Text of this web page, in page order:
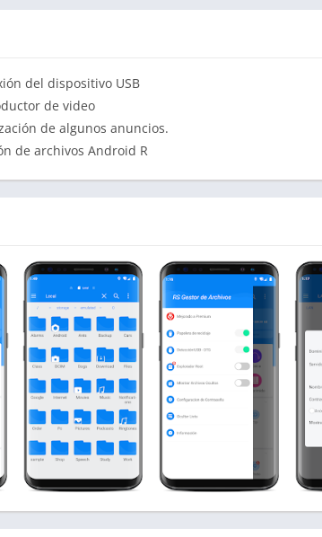
del dispositivo USB
de video
de algunos anuncios.
de archivos Android R